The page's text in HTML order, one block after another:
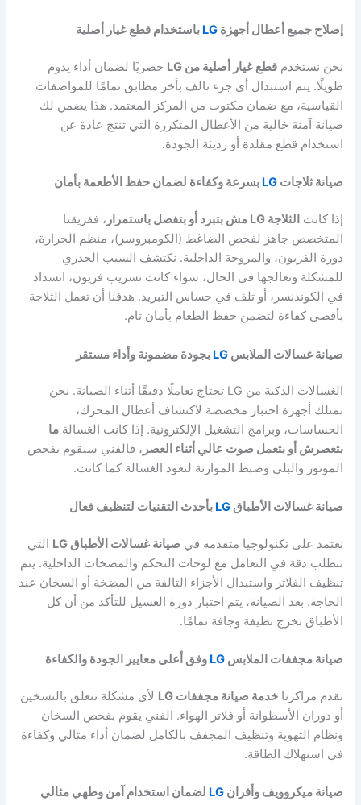
إصلاح جميع أعطال أجهزةLG باستخدام قطع غيار أصلية
نحن نستخدمقطع غيار أصلية من LG
حصريًا لضمان أداء يدوم
طويلًا. يتم استبدال أي جزء تالف بأخر مطابق تمامًا للمواصفات
القياسية، مع ضمان مكتوب من المركز المعتمد. هذا يضمن لك
صيانة آمنة خالية من الأعطال المتكررة التي تنتج عادة عن
استخدام قطع مقلدة أو رديئة الجودة.
صيانة ثلاجاتLG بسرعة وكفاءة لضمان حفظ الأطعمة بأمان
إذا كانت الثلاجة LG مش بتبرد أو بتفصل باستمرار
، ففريقنا
المتخصص جاهز لفحص الضاغط (الكومبروسر)، منظم الحرارة،
دورة الفريون، والمروحة الداخلية. نكتشف السبب الجذري
للمشكلة ونعالجها في الحال، سواء كانت تسريب فريون، انسداد
في الكوندنسر، أو تلف في حساس التبريد. هدفنا أن تعمل الثلاجة
بأقصى كفاءة لتضمن حفظ الطعام بأمان تام.
صيانة غسالات الملابسLG بجودة مضمونة وأداء مستقر
الغسالات الذكية من LG تحتاج تعاملًا دقيقًا أثناء الصيانة. نحن
نمتلك أجهزة اختبار مخصصة لاكتشاف أعطال المحرك،
الحساسات، وبرامج التشغيل الإلكترونية. إذا كانت الغسالةما
بتعصرش أو بتعمل صوت عالي أثناء العصر ، فالفني سيقوم بفحص
الموتور والبلي وضبط الموازنة لتعود الغسالة كما كانت.
صيانة غسالات الأطباقLG بأحدث التقنيات لتنظيف فعال
نعتمد على تكنولوجيا متقدمة في صيانة غسالات الأطباق LG
التي
تتطلب دقة في التعامل مع لوحات التحكم والمضخات الداخلية. يتم
تنظيف الفلاتر واستبدال الأجزاء التالفة من المضخة أو السخان عند
الحاجة. بعد الصيانة، يتم اختبار دورة الغسيل للتأكد من أن كل
الأطباق تخرج نظيفة وجافة تمامًا.
صيانة مجففات الملابسLG وفق أعلى معايير الجودة والكفاءة
تقدم مراكزناخدمة صيانة مجففات LG
لأي مشكلة تتعلق بالتسخين
أو دوران الأسطوانة أو فلاتر الهواء. الفني يقوم بفحص السخان
ونظام التهوية وتنظيف المجفف بالكامل لضمان أداء مثالي وكفاءة
في استهلاك الطاقة.
صيانة ميكروويف وأفرانLG لضمان استخدام آمن وطهي مثالي